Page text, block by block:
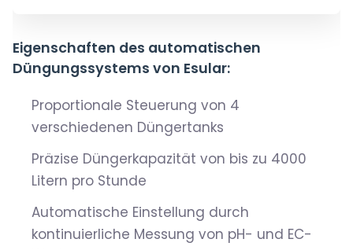
Eigenschaften des automatischen
Düngungssystems von Esular:
Proportionale Steuerung von 4
verschiedenen Düngertanks
Präzise Düngerkapazität von bis zu 4000
Litern pro Stunde
Automatische Einstellung durch
kontinuierliche Messung von pH- und EC-